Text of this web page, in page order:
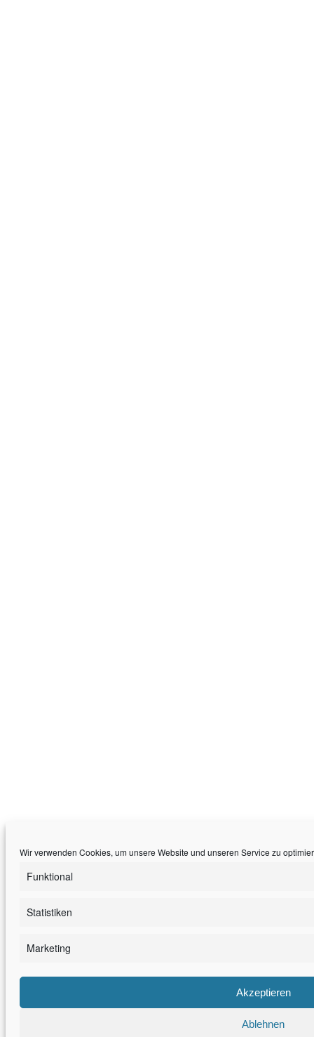
Wir verwenden Cookies, um unsere Website und unseren Service zu
Funktional
Statistiken
Marketing
Akzeptieren
Ablehnen